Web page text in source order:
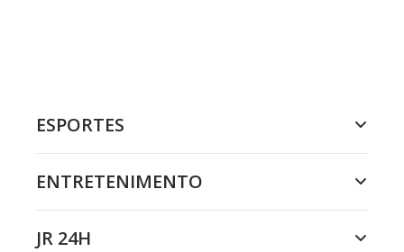
ESPORTES
ENTRETENIMENTO
JR 24H